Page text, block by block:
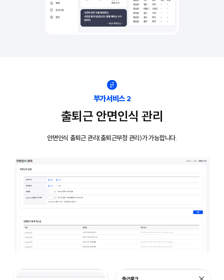
부가서비스 2
출퇴근 안면인식 관리
안면인식 출퇴근 관리(출퇴근부정 관리)가 가능합니다.